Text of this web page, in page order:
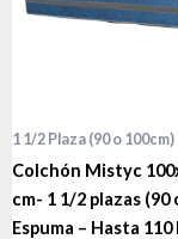
1 1/2 Plaza (90 o 100cm)
Colchón Mistyc
cm- 1 1/2 plazas (90
Espuma – Hasta 110